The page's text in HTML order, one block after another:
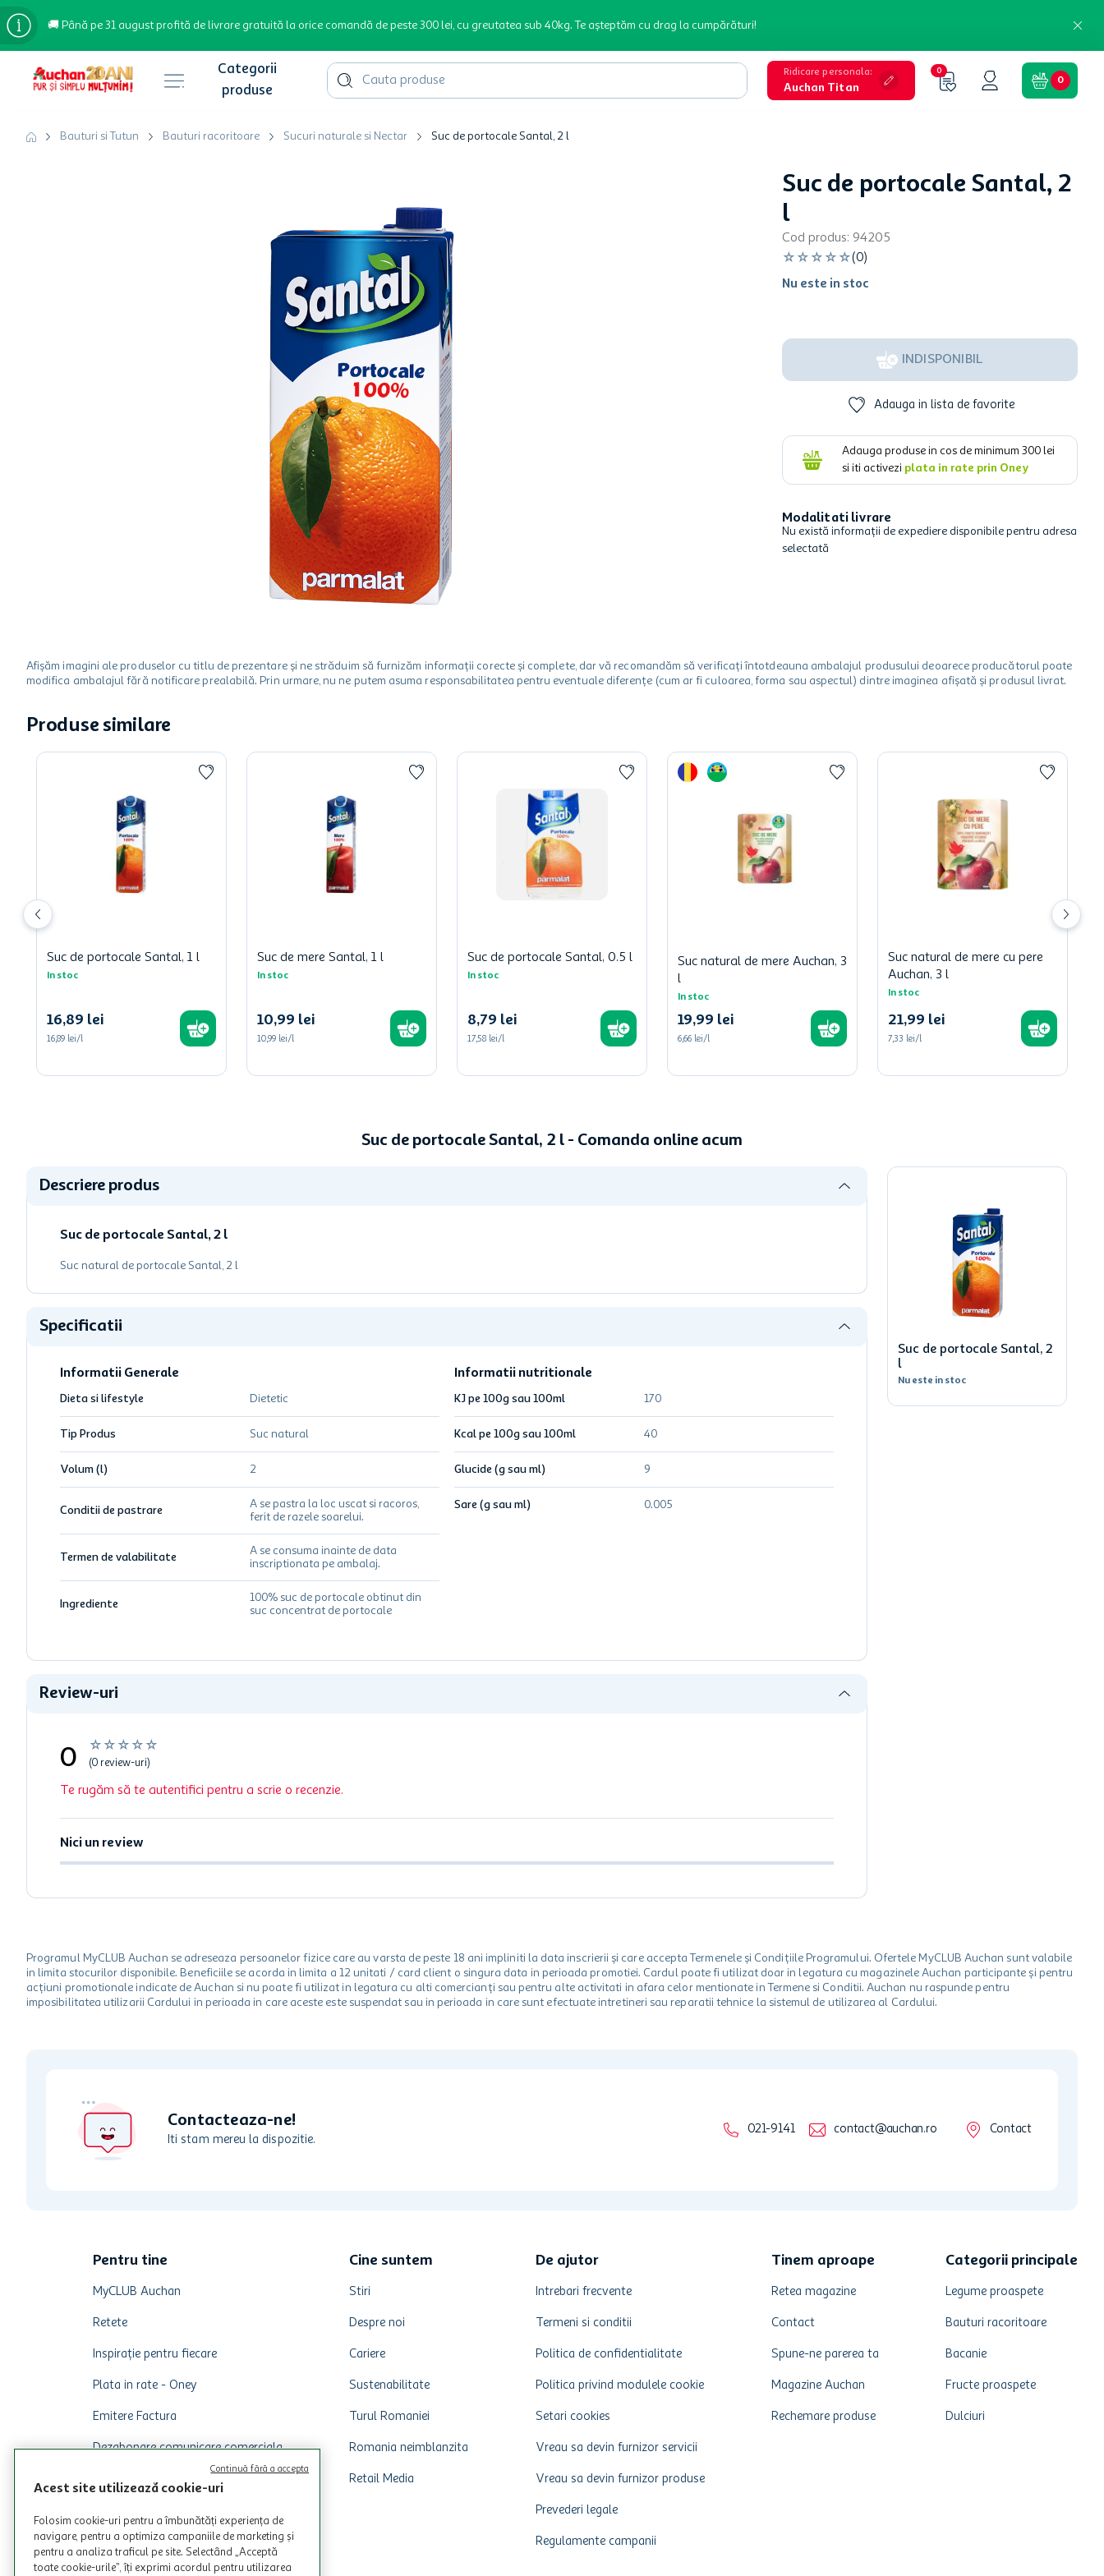
🚚 Până pe 31 august profită de livrare gratuită la orice comandă de peste 300 lei, cu greutatea sub 40kg. Te așteptăm cu drag la cumpărături!
Cauta produse
cafea boabe
hartie igienica
Ridicare personala:
Auchan Titan
0
0
Bauturi si Tutun Bauturi racoritoare Sucuri naturale si Nectar Suc de portocale Santal, 2 l
Suc de portocale Santal, 2
l
Cod produs: 94205
☆ ☆ ☆ ☆ ☆(0)
Nu este in stoc
INDISPONIBIL
Adauga in lista de favorite
Adauga produse in cos de minimum 300 lei
si iti activezi plata in rate prin Oney
Modalitati livrare
Nu există informații de expediere disponibile pentru adresa
selectată
Afișăm imagini ale produselor cu titlu de prezentare și ne străduim să furnizăm informații corecte și complete, dar vă recomandăm să verificați întotdeauna ambalajul produsului deoarece producătorul poate
modifica ambalajul fără notificare prealabilă. Prin urmare, nu ne putem asuma responsabilitatea pentru eventuale diferențe (cum ar fi culoarea, forma sau aspectul) dintre imaginea afișată și produsul livrat.
Produse similare
Suc de portocale Santal, 1 l
In stoc
16,89 lei
16,89 lei/l
Suc de mere Santal, 1 l
In stoc
10,99 lei
10,99 lei/l
Suc de portocale Santal, 0.5 l
In stoc
8,79 lei
17,58 lei/l
Suc natural de mere Auchan, 3
l
In stoc
19,99 lei
6,66 lei/l
Suc natural de mere cu pere
Auchan, 3 l
In stoc
21,99 lei
7,33 lei/l
Suc de portocale Santal, 2 l - Comanda online acum
Descriere produs
Suc de portocale Santal, 2 l
Suc natural de portocale Santal, 2 l
Specificatii
Informatii Generale
Dieta si lifestyle Dietetic
Tip Produs Suc natural
Volum (l) 2
Conditii de pastrare
A se pastra la loc uscat si racoros,
ferit de razele soarelui.
Termen de valabilitate
A se consuma inainte de data
inscriptionata pe ambalaj.
Ingrediente
100% suc de portocale obtinut din
suc concentrat de portocale
Informatii nutritionale
KJ pe 100g sau 100ml 170
Kcal pe 100g sau 100ml 40
Glucide (g sau ml) 9
Sare (g sau ml) 0.005
Review-uri
☆ ☆ ☆ ☆ ☆
0 (0 review-uri)
Te rugăm să te autentifici pentru a scrie o recenzie.
Nici un review
Suc de portocale Santal, 2
l
Nu este in stoc
Programul MyCLUB Auchan se adreseaza persoanelor fizice care au varsta de peste 18 ani impliniti la data inscrierii și care accepta Termenele și Condițiile Programului. Ofertele MyCLUB Auchan sunt valabile
in limita stocurilor disponibile. Beneficiile se acorda in limita a 12 unitati / card client o singura data in perioada promotiei. Cardul poate fi utilizat doar in legatura cu magazinele Auchan participante și pentru
acțiuni promotionale indicate de Auchan si nu poate fi utilizat in legatura cu alti comercianți sau pentru alte activitati in afara celor mentionate in Termene si Conditii. Auchan nu raspunde pentru
imposibilitatea utilizarii Cardului in perioada in care aceste este suspendat sau in perioada in care sunt efectuate intretineri sau reparatii tehnice la sistemul de utilizarea al Cardului.
Contacteaza-ne!
Iti stam mereu la dispozitie.
021-9141 contact@auchan.ro Contact
Pentru tine
MyCLUB Auchan
Retete
Inspirație pentru fiecare
Plata in rate - Oney
Emitere Factura
Dezabonare comunicare comerciala
Cine suntem
Stiri
Despre noi
Cariere
Sustenabilitate
Turul Romaniei
Romania neimblanzita
Retail Media
De ajutor
Intrebari frecvente
Termeni si conditii
Politica de confidentialitate
Politica privind modulele cookie
Setari cookies
Vreau sa devin furnizor servicii
Vreau sa devin furnizor produse
Prevederi legale
Regulamente campanii
Tinem aproape
Retea magazine
Contact
Spune-ne parerea ta
Magazine Auchan
Rechemare produse
Categorii principale
Legume proaspete
Bauturi racoritoare
Bacanie
Fructe proaspete
Dulciuri
Acest site utilizează cookie-uri
Folosim cookie-uri pentru a îmbunătăți experiența de
navigare, pentru a optimiza campaniile de marketing și
pentru a analiza traficul pe site. Selectând „Acceptă
toate cookie-urile”, îți exprimi acordul pentru utilizarea
Continuă fără a accepta